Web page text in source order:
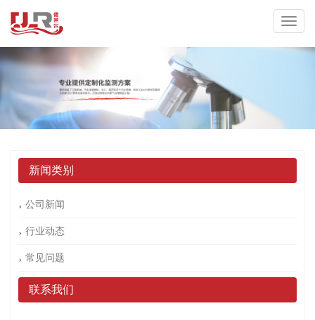
新闻类别
公司新闻
行业动态
常见问题
联系我们